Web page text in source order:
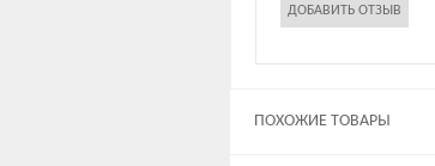
ПОХОЖИЕ ТОВАРЫ